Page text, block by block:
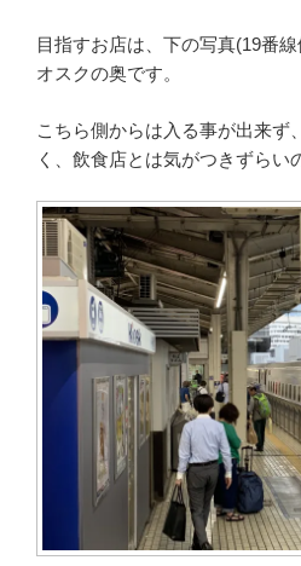
目指すお店は、下の写真(19番
オスクの奥です。
こちら側からは入る事が出来ず
く、飲食店とは気がつきずらい